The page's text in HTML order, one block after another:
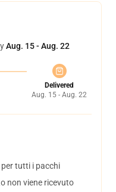
Aug. 15 - Aug. 22
Delivered
Aug. 15 - Aug. 22
tutti i pacchi
non viene ricevuto